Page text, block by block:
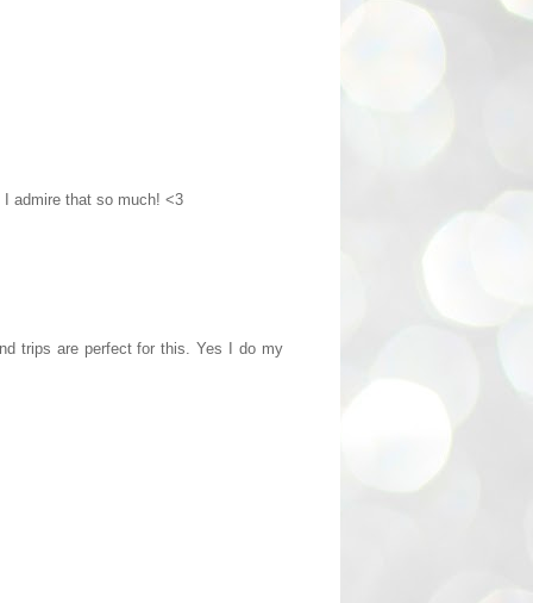
admire that so much! <3
trips are perfect for this. Yes I do my